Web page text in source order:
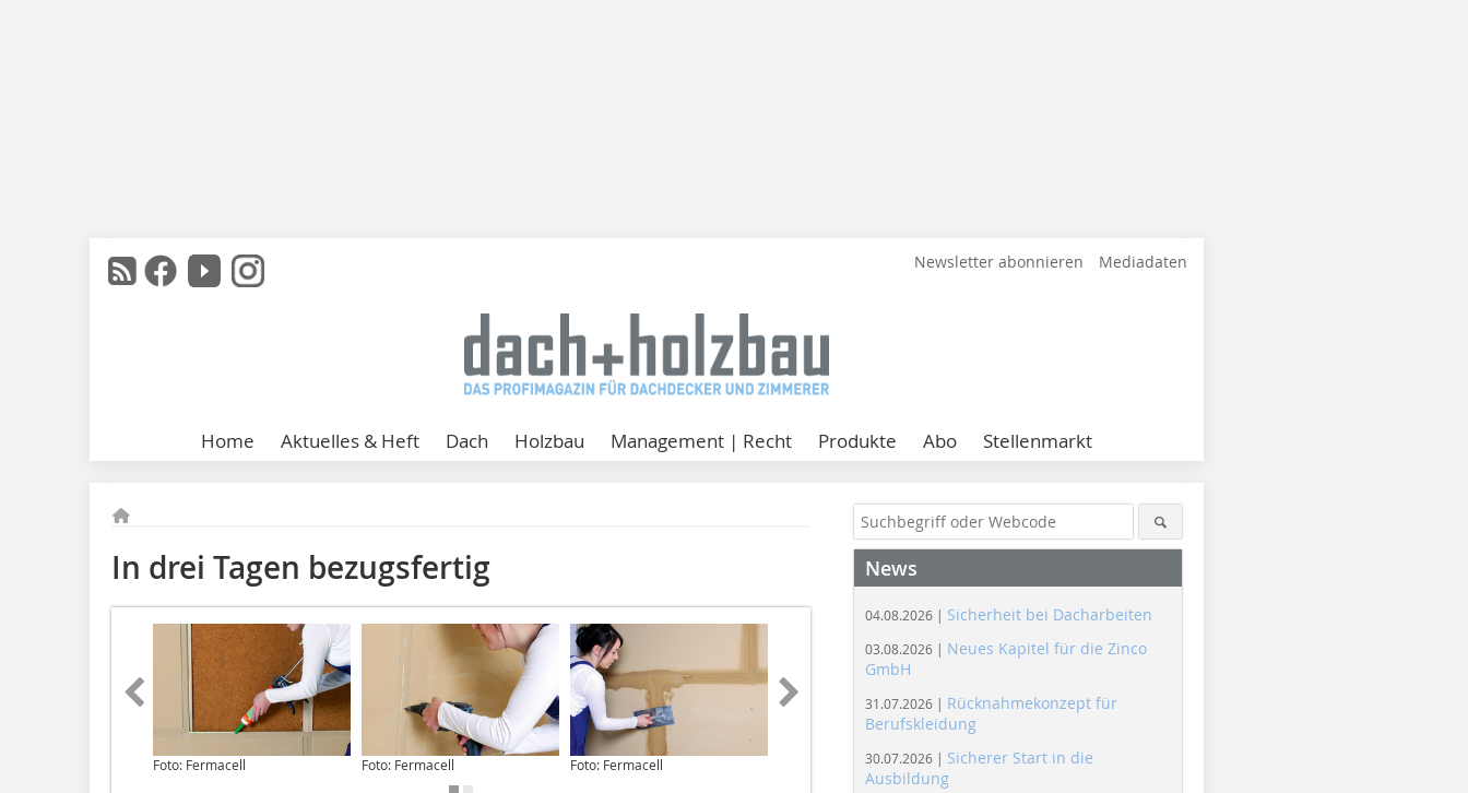
Newsletter abonnieren Mediadaten
Home Aktuelles & Heft Dach Holzbau Management | Recht Produkte Abo Stellenmarkt
In drei Tagen bezugsfertig
Foto: Fermacell Foto: Fermacell Foto: Fermacell Foto: Fermacell
News
04.08.2026 | Sicherheit bei Dacharbeiten
03.08.2026 | Neues Kapitel für die Zinco
GmbH
31.07.2026 | Rücknahmekonzept für
Berufskleidung
30.07.2026 | Sicherer Start in die
Ausbildung